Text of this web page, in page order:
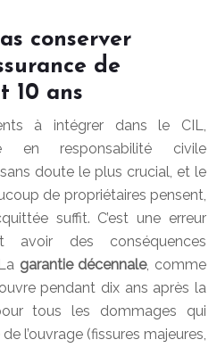
conserver
de
10 ans
à intégrer dans le CIL,
en responsabilité civile
doute le plus crucial, et le
de propriétaires pensent,
suffit. C’est une erreur
avoir des conséquences
garantie décennale, comme
pendant dix ans après la
tous les dommages qui
l’ouvrage (fissures majeures,